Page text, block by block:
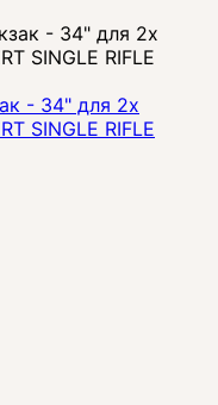
- 34" для 2х
SINGLE RIFLE